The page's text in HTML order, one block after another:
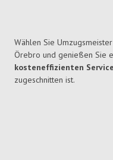
Wählen Sie
Örebro und genießen Sie
kosteneffizienten Service
zugeschnitten ist.